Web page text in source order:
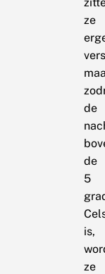
ze
de
de
5
is,
ze